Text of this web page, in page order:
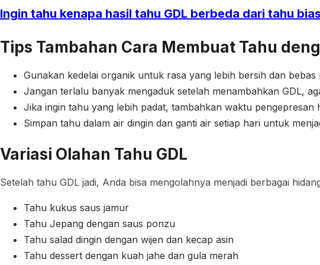
Ingin tahu kenapa hasil tahu GDL berbeda dari tahu
Tips Tambahan Cara Membuat Tahu
Gunakan kedelai organik untuk rasa yang lebih bersih dan bebas
Jangan terlalu banyak mengaduk setelah menambahkan GDL,
Jika ingin tahu yang lebih padat, tambahkan waktu pengepresan
Simpan tahu dalam air dingin dan ganti air setiap hari untuk
Variasi Olahan Tahu GDL
Setelah tahu GDL jadi, Anda bisa mengolahnya menjadi berbagai
Tahu kukus saus jamur
Tahu Jepang dengan saus ponzu
Tahu salad dingin dengan wijen dan kecap asin
Tahu dessert dengan kuah jahe dan gula merah